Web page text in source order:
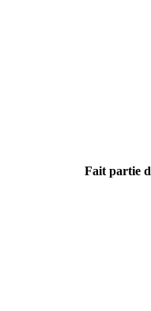
Fait partie